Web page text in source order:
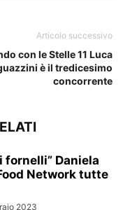
Articolo successivo
con le Stelle 11 Luca
è il tredicesimo
concorrente
fornelli” Daniela
Network tutte
2023